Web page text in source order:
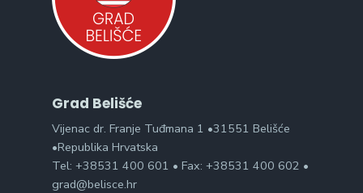
Grad Belišće
Vijenac dr. Franje Tuđmana 1 •31551 Belišće
•Republika Hrvatska
Tel: +38531 400 601 • Fax: +38531 400 602 •
grad@belisce.hr